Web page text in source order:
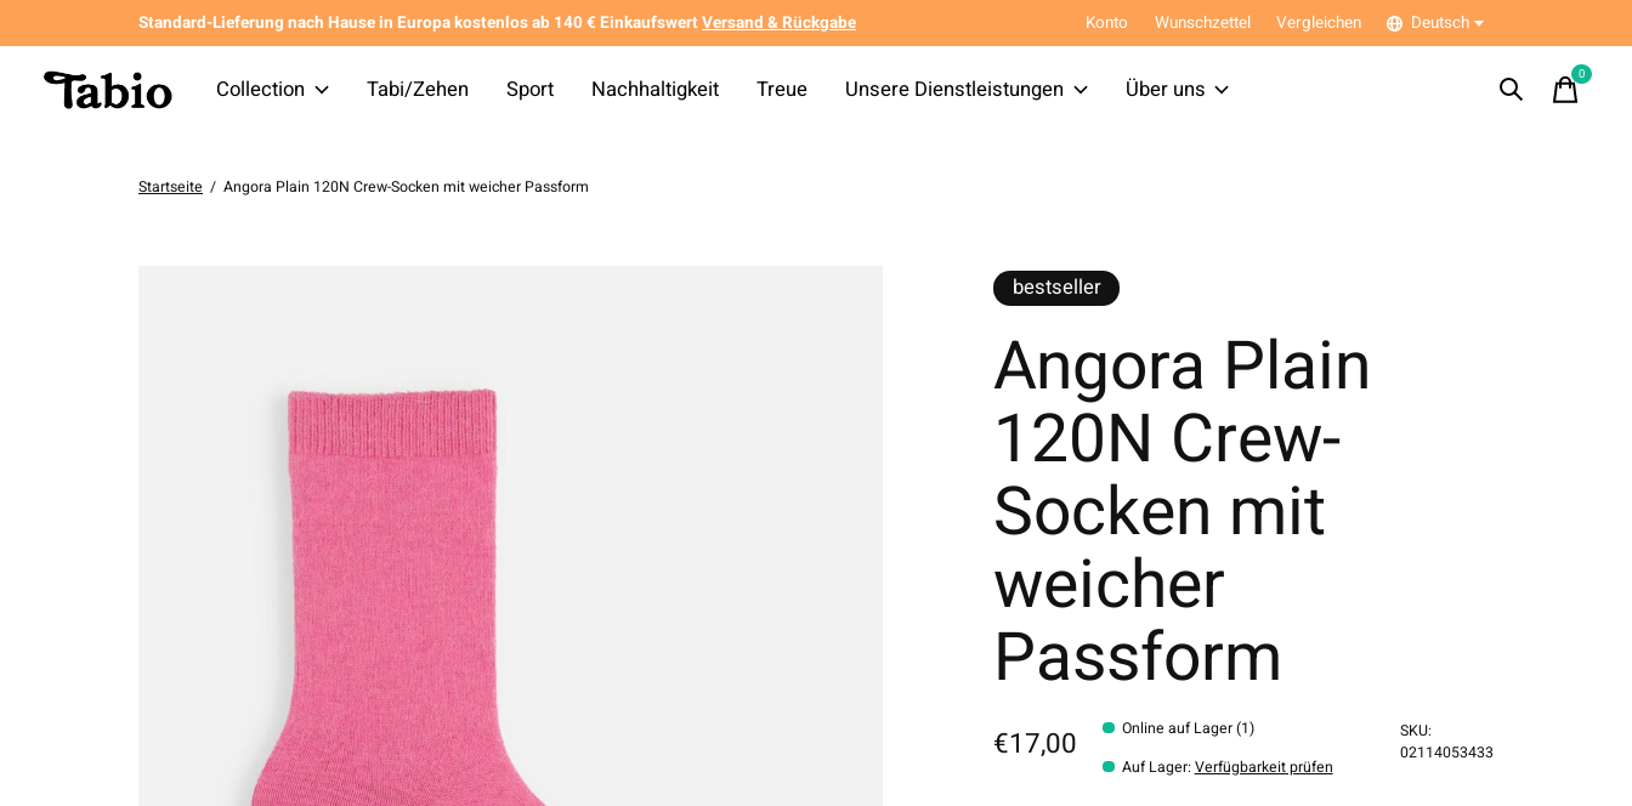
Standard-Lieferung nach Hause in Europa kostenlos ab 140 € EinkaufswertVersand & Rückgabe Konto Wunschzettel Vergleichen Deutsch
Collection Tabi/Zehen Sport Nachhaltigkeit Treue Unsere Dienstleistungen Über uns
0items
Startseite / Angora Plain 120N Crew-Socken mit weicher Passform
bestseller
Angora Plain
120N Crew-
Socken mit
weicher
Passform
€17,00
Online auf Lager (1)
Auf Lager: Verfügbarkeit prüfen
SKU:
02114053433